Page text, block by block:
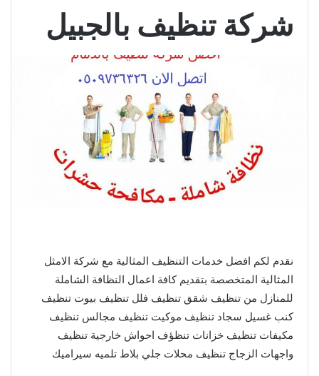
شركة تنظيف بالجبيل
نقدم لكم افضل خدمات التنظيف المثالية مع شركة الامثل
المثالية المتخصصة بتقديم كافة اعمال النظافة الشاملة
للمنازل من تنظيف شقق تنظيف فلل تنظيف بيوت تنظيف
كنب غسيل سجاد تنظيف موكيت تنظيف مجالس تنظيف
مكيفات تنظيف خزانات تنظؤف احواش خارجية تنظيف
واجهات الزجاج تنظيف محلات جلي بلاط تلميه سيراميك